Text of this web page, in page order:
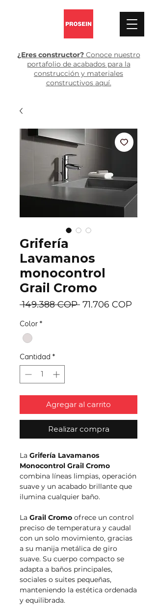
¿Eres constructor? Conoce nuestro
portafolio de acabados para la
construcción y materiales
constructivos aquí.
Grifería
Lavamanos
monocontrol
Grail Cromo
149.388 COP Precio
71.706 COP
Color *
Cantidad *
Agregar al carrito
Realizar compra
La Grifería Lavamanos
Monocontrol Grail Cromo
combina líneas limpias, operación
suave y un acabado brillante que
ilumina cualquier baño.
La Grail Cromo ofrece un control
preciso de temperatura y caudal
con un solo movimiento, gracias
a su manija metálica de giro
suave. Su cuerpo compacto se
adapta a baños principales,
sociales o suites pequeñas,
manteniendo la estética ordenada
y equilibrada.